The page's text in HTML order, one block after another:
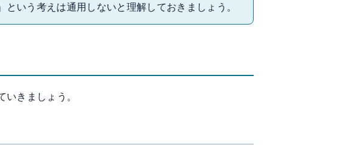
いう考えは通用しないと理解しておきましょう。
きましょう。